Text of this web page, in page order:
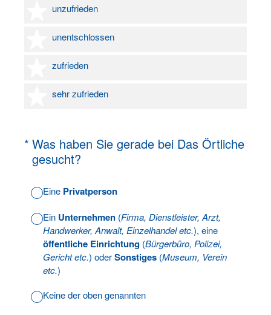
unzufrieden
2 Sterne
unentschlossen
3 Sterne
zufrieden
4 Sterne
sehr zufrieden
5 Sterne
* Was haben Sie gerade bei Das Örtliche
gesucht?
(Erforderlich.)
Eine Privatperson
Ein Unternehmen (Firma, Dienstleister, Arzt,
Handwerker, Anwalt, Einzelhandel etc.), eine
öffentliche Einrichtung (Bürgerbüro, Polizei,
Gericht etc.) oderSonstiges (Museum, Verein
etc.)
Keine der oben genannten